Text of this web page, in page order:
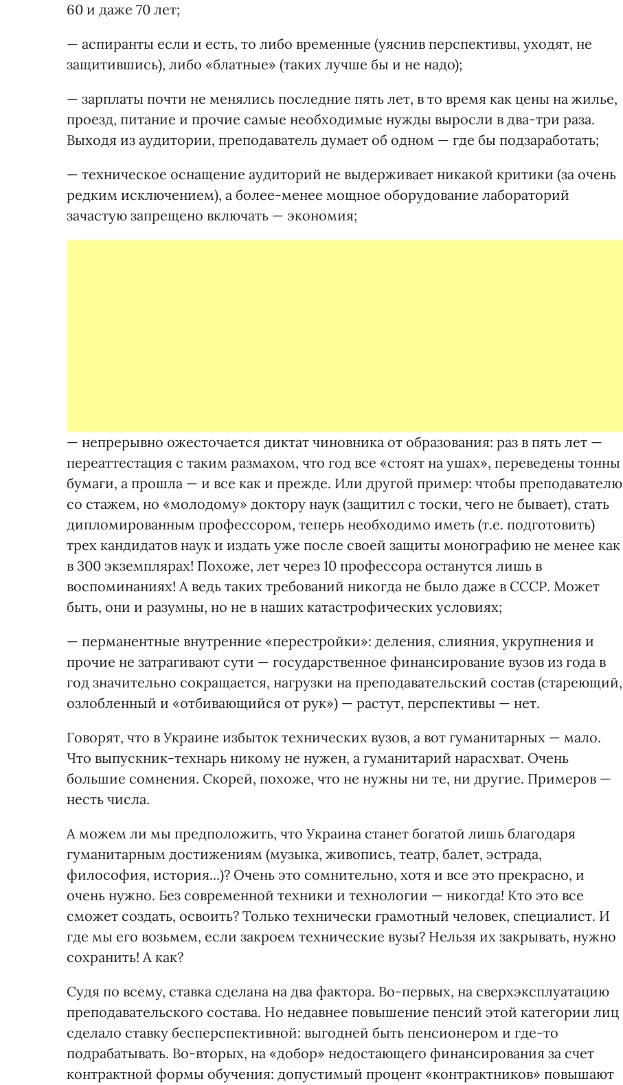
60 и даже 70 лет;
— аспиранты если и есть, то либо временные (уяснив перспективы, уходят, не
защитившись), либо «блатные» (таких лучше бы и не надо);
— зарплаты почти не менялись последние пять лет, в то время как цены на жилье,
проезд, питание и прочие самые необходимые нужды выросли в два-три раза.
Выходя из аудитории, преподаватель думает об одном — где бы подзаработать;
— техническое оснащение аудиторий не выдерживает никакой критики (за очень
редким исключением), а более-менее мощное оборудование лабораторий
зачастую запрещено включать — экономия;
— непрерывно ожесточается диктат чиновника от образования: раз в пять лет —
переаттестация с таким размахом, что год все «стоят на ушах», переведены тонны
бумаги, а прошла — и все как и прежде. Или другой пример: чтобы преподавателю
со стажем, но «молодому» доктору наук (защитил с тоски, чего не бывает), стать
дипломированным профессором, теперь необходимо иметь (т.е. подготовить)
трех кандидатов наук и издать уже после своей защиты монографию не менее как
в 300 экземплярах! Похоже, лет через 10 профессора останутся лишь в
воспоминаниях! А ведь таких требований никогда не было даже в СССР. Может
быть, они и разумны, но не в наших катастрофических условиях;
— перманентные внутренние «перестройки»: деления, слияния, укрупнения и
прочие не затрагивают сути — государственное финансирование вузов из года в
год значительно сокращается, нагрузки на преподавательский состав (стареющий,
озлобленный и «отбивающийся от рук») — растут, перспективы — нет.
Говорят, что в Украине избыток технических вузов, а вот гуманитарных — мало.
Что выпускник-технарь никому не нужен, а гуманитарий нарасхват. Очень
большие сомнения. Скорей, похоже, что не нужны ни те, ни другие. Примеров —
несть числа.
А можем ли мы предположить, что Украина станет богатой лишь благодаря
гуманитарным достижениям (музыка, живопись, театр, балет, эстрада,
философия, история...)? Очень это сомнительно, хотя и все это прекрасно, и
очень нужно. Без современной техники и технологии — никогда! Кто это все
сможет создать, освоить? Только технически грамотный человек, специалист. И
где мы его возьмем, если закроем технические вузы? Нельзя их закрывать, нужно
сохранить! А как?
Судя по всему, ставка сделана на два фактора. Во-первых, на сверхэксплуатацию
преподавательского состава. Но недавнее повышение пенсий этой категории лиц
сделало ставку бесперспективной: выгодней быть пенсионером и где-то
подрабатывать. Во-вторых, на «добор» недостающего финансирования за счет
контрактной формы обучения: допустимый процент «контрактников» повышают